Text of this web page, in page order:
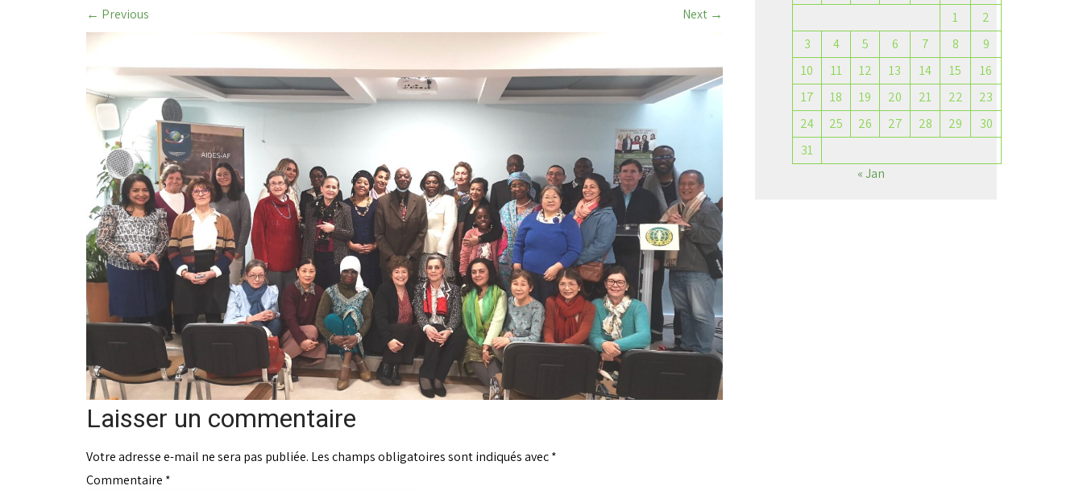
← Previous Next →
Laisser un commentaire
Votre adresse e-mail ne sera pas publiée. Les champs obligatoires sont indiqués avec*
Commentaire *
1
2
3
4 5 6 7 8
9
10
11 12 13 14 15
16
17
18 19 20 21 22
23
24
25 26 27 28 29
30
31
« Jan